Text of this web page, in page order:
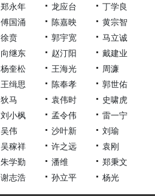
郑永年 龙应台
丁学良
傅国涌 陈嘉映
黄宗智
徐贲 郭宇宽
马立诚
向继东 赵汀阳
戴建业
杨奎松 王海光
周濂
王缉思 陈奉孝
郭世佑
狄马 袁伟时
史啸虎
刘小枫 孟令伟
雷一宁
吴伟 沙叶新
刘瑜
吴稼祥 许之远
袁刚
朱学勤 潘维
郑秉文
谢志浩 孙立平 杨光